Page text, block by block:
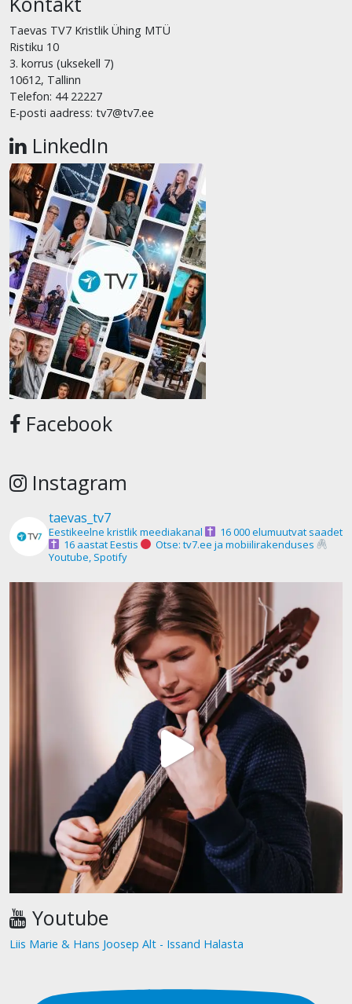
Taevas TV7 Kristlik Ühing MTÜ
Ristiku 10
3. korrus (uksekell 7)
10612, Tallinn
Telefon: 44 22227
E-posti aadress: tv7@tv7.ee
LinkedIn
Facebook
Instagram
taevas_tv7
Eestikeelne kristlik meediakanal
16 000 elumuutvat saadet
16 aastat Eestis
Otse: tv7.ee ja mobiilirakenduses
Youtube, Spotify
Youtube
Liis Marie & Hans Joosep Alt - Issand Halasta